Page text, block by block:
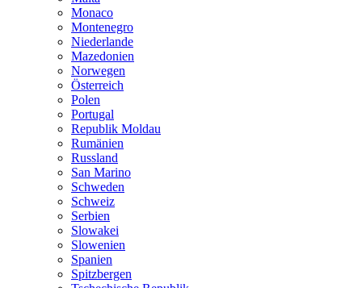
Monaco
Montenegro
Niederlande
Mazedonien
Norwegen
Österreich
Polen
Portugal
Republik Moldau
Rumänien
Russland
San Marino
Schweden
Schweiz
Serbien
Slowakei
Slowenien
Spanien
Spitzbergen